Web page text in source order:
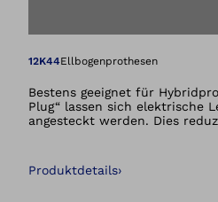
Öffnet
12K44Ellbogenprothesen
Bestens geeignet für
Plug“ lassen sich elektrische
angesteckt werden. Dies
Produktdetails›